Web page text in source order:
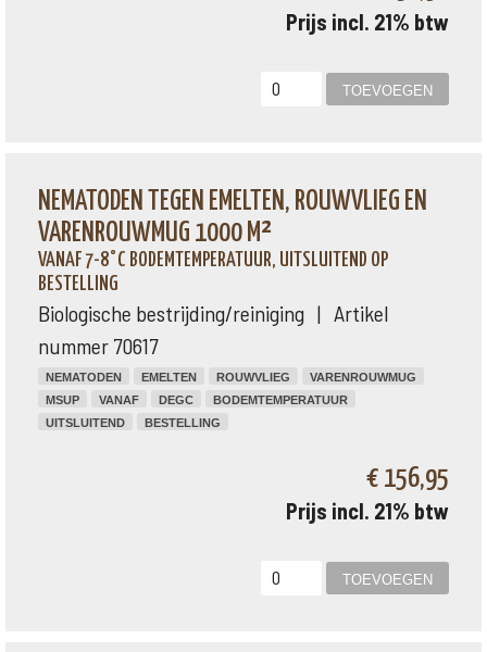
Prijs incl. 21% btw
NEMATODEN TEGEN EMELTEN, ROUWVLIEG EN
VARENROUWMUG 1000 M²
VANAF 7-8°C BODEMTEMPERATUUR, UITSLUITEND OP
BESTELLING
Biologische bestrijding/reiniging | Artikel
nummer 70617
NEMATODEN EMELTEN ROUWVLIEG
VARENROUWMUG
MSUP
VANAF DEGC
BODEMTEMPERATUUR
UITSLUITEND
BESTELLING
€ 156,95
Prijs incl. 21% btw